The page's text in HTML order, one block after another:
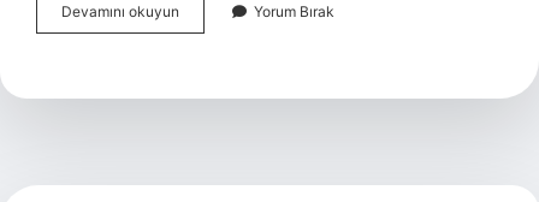
Devamını okuyun Aldatma
hareketi
Yorum Bırak